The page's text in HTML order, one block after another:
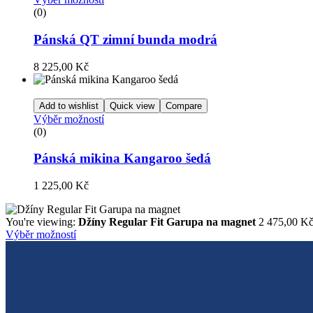
(0)
Pánská QT zimní bunda modrá
8 225,00 Kč
Add to wishlist Quick view Compare
Výběr možností
(0)
Pánská mikina Kangaroo šedá
1 225,00 Kč
You're viewing: Džíny Regular Fit Garupa na magnet 2 475,00 Kč
Výběr možností